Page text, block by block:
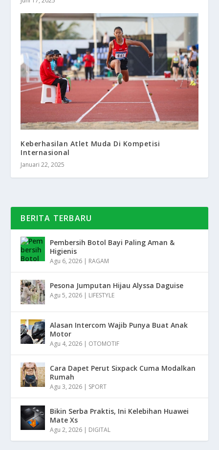
Keberhasilan Atlet Muda Di Kompetisi
Internasional
Januari 22, 2025
BERITA TERBARU
Pembersih Botol Bayi Paling Aman &
Higienis
Agu 6, 2026 | RAGAM
Pesona Jumputan Hijau Alyssa Daguise
Agu 5, 2026 | LIFESTYLE
Alasan Intercom Wajib Punya Buat Anak
Motor
Agu 4, 2026 | OTOMOTIF
Cara Dapet Perut Sixpack Cuma Modalkan
Rumah
Agu 3, 2026 | SPORT
Bikin Serba Praktis, Ini Kelebihan Huawei
Mate Xs
Agu 2, 2026 | DIGITAL